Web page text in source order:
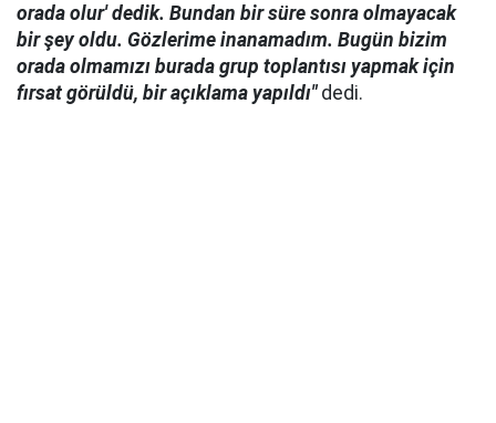
orada olur' dedik. Bundan bir süre sonra olmayacak
bir şey oldu. Gözlerime inanamadım. Bugün bizim
orada olmamızı burada grup toplantısı yapmak için
fırsat görüldü, bir açıklama yapıldı"dedi.